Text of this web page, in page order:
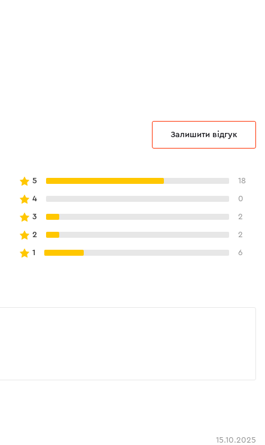
Залишити відгук
5 18
4 0
3 2
2 2
1 6
15.10.2025